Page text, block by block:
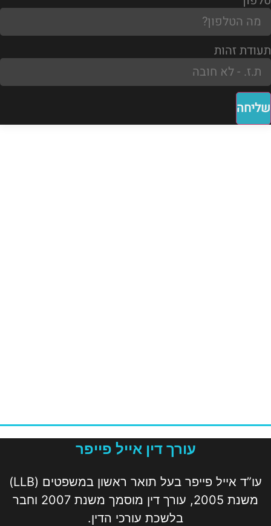
תעודת זהות
שליחה
עורך דין אייל פייפר
עו”ד אייל פייפר בעל תואר ראשון במשפטים (LLB)
משנת 2005, עורך דין מוסמך משנת 2007 וחבר
בלשכת עורכי הדין.